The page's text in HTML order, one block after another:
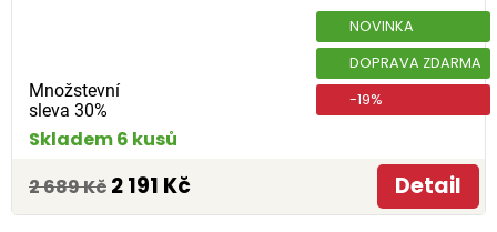
Množstevní
sleva 30%
NOVINKA
DOPRAVA ZDARMA
-19%
Skladem 6 kusů
2 689 Kč 2 191 Kč Detail